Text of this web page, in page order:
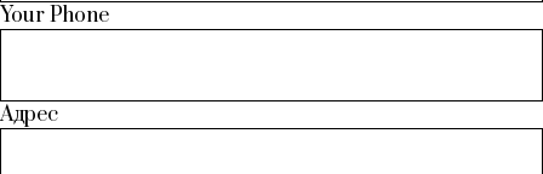
Your Phone
Адрес